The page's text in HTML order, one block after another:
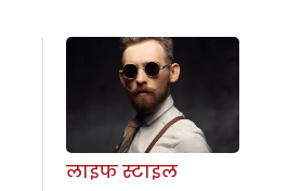
लाइफ स्टाइल